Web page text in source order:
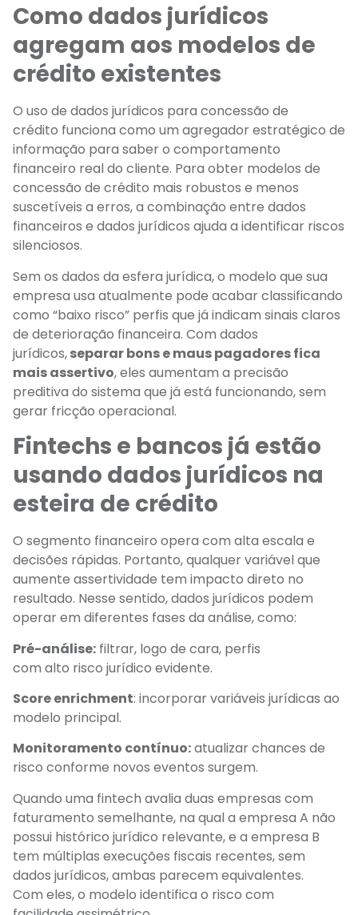
Como dados jurídicos
agregam aos modelos de
crédito existentes
O uso de dados jurídicos para concessão de
crédito funciona como um agregador estratégico de
informação para saber o comportamento
financeiro real do cliente. Para obter modelos de
concessão de crédito mais robustos e menos
suscetíveis a erros, a combinação entre dados
financeiros e dados jurídicos ajuda a identificar riscos
silenciosos.
Sem os dados da esfera jurídica, o modelo que sua
empresa usa atualmente pode acabar classificando
como “baixo risco” perfis que já indicam sinais claros
de deterioração financeira. Com dados
jurídicos,separar bons e maus pagadores fica
mais assertivo, eles aumentam a precisão
preditiva do sistema que já está funcionando, sem
gerar fricção operacional.
Fintechs e bancos já estão
usando dados jurídicos na
esteira de crédito
O segmento financeiro opera com alta escala e
decisões rápidas. Portanto, qualquer variável que
aumente assertividade tem impacto direto no
resultado. Nesse sentido, dados jurídicos podem
operar em diferentes fases da análise, como:
Pré-análise: filtrar, logo de cara, perfis
com alto risco jurídico evidente.
Score enrichment: incorporar variáveis jurídicas ao
modelo principal.
Monitoramento contínuo:atualizar chances de
risco conforme novos eventos surgem.
Quando uma fintech avalia duas empresas com
faturamento semelhante, na qual a empresa A não
possui histórico jurídico relevante, e a empresa B
tem múltiplas execuções fiscais recentes, sem
dados jurídicos, ambas parecem equivalentes.
Com eles, o modelo identifica o risco com